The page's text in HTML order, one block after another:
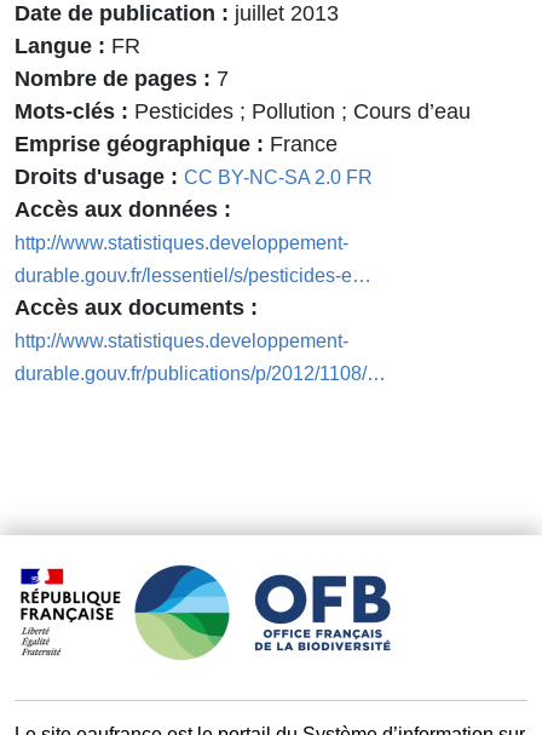
Date de publication
juillet 2013
Langue
FR
Nombre de pages
7
Mots-clés
Pesticides ; Pollution ; Cours d’eau
Emprise géographique
France
Droits d'usage
CC BY-NC-SA 2.0 FR
Accès aux données
http://www.statistiques.developpement-
durable.gouv.fr/lessentiel/s/pesticides-e…
Accès aux documents
http://www.statistiques.developpement-
durable.gouv.fr/publications/p/2012/1108/…